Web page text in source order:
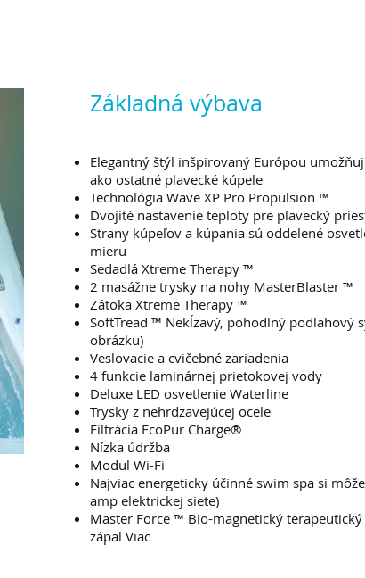
Základná výbava
Elegantný štýl inšpirovaný Európou
ako ostatné plavecké kúpele
Technológia Wave XP Pro Propulsion ™
Dvojité nastavenie teploty pre plavecký
Strany kúpeľov a kúpania sú oddelené
mieru
Sedadlá Xtreme Therapy ™
2 masážne trysky na nohy MasterBlaster ™
Zátoka Xtreme Therapy ™
SoftTread ™ Nekĺzavý, pohodlný podlahový
obrázku)
Veslovacie a cvičebné zariadenia
4 funkcie laminárnej prietokovej vody
Deluxe LED osvetlenie Waterline
Trysky z nehrdzavejúcej ocele
Filtrácia EcoPur Charge®
Nízka údržba
Modul Wi-Fi
Najviac energeticky účinné swim spa si
amp elektrickej siete)
Master Force ™ Bio-magnetický
zápal Viac